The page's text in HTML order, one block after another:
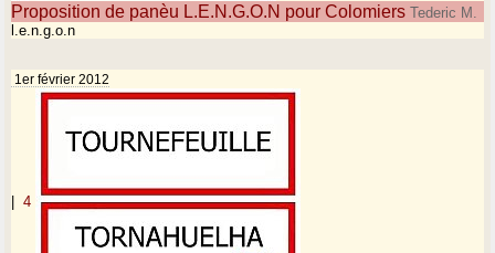
Proposition de panèu L.E.N.G.O.N pour Colomiers Tederic M.
l.e.n.g.o.n
1er février 2012
| 4